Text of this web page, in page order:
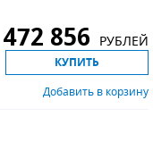
472 856 РУБЛЕЙ
КУПИТЬ
Добавить в корзину